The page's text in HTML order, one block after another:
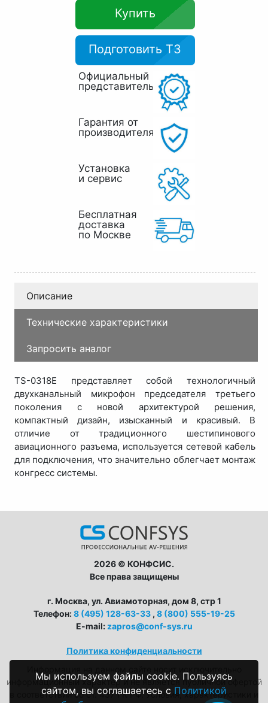
Купить
Подготовить ТЗ
Официальный
представитель
Гарантия от
производителя
Установка
и сервис
Бесплатная
доставка
по Москве
Описание
Технические характеристики
Запросить аналог
TS-0318E представляет собой технологичный
двухканальный микрофон председателя третьего
поколения с новой архитектурой решения,
компактный дизайн, изысканный и красивый. В
отличие от традиционного шестипинового
авиационного разъема, используется сетевой кабель
для подключения, что значительно облегчает монтаж
конгресс системы.
2026 © КОНФСИС.
Все права защищены
г. Москва, ул. Авиамоторная, дом 8, стр 1
Телефон:8 (495) 128-63-33 , 8 (800) 555-19-25
E-mail: zapros@conf-sys.ru
Политика конфиденциальности
информационный характер и не является публичной офертой
в соответствии со ст. 437 ГК РФ. Условия, характеристики и
Мы используем файлы cookie. Пользуясь
сайтом, вы соглашаетесь с Политикой